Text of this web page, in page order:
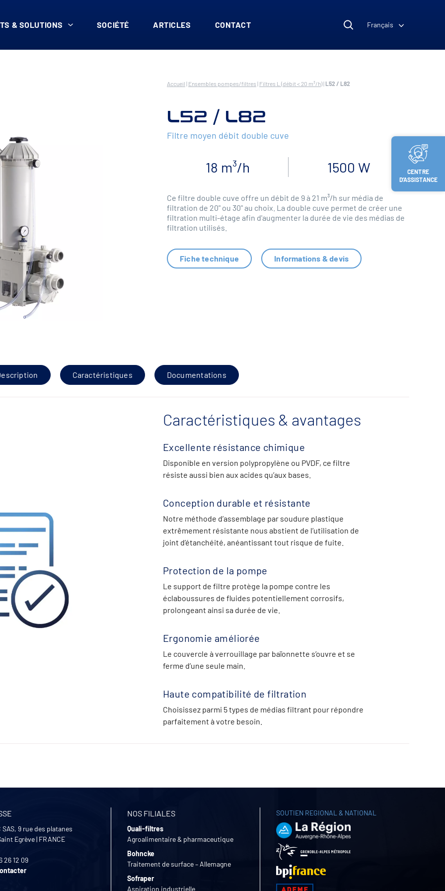
CENTRE
D’ASSISTANCE
& SOLUTIONS SOCIÉTÉ ARTICLES CONTACT Français
Accueil | Ensembles pompes/filtres | Filtres L (débit < 20 m³/h)|L52 / L82
L52 / L82
Filtre moyen débit double cuve
18 m³/h 1500 W
Ce filtre double cuve offre un débit de 9 à 21 m³/h sur média de
filtration de 20" ou 30" au choix. La double cuve permet de créer une
filtration multi-étage afin d'augmenter la durée de vie des médias de
filtration utilisés.
Fiche technique Informations & devis
Caractéristiques Documentations
Caractéristiques & avantages
Excellente résistance chimique
Disponible en version polypropylène ou PVDF, ce filtre
résiste aussi bien aux acides qu’aux bases.
Conception durable et résistante
Notre méthode d’assemblage par soudure plastique
extrêmement résistante nous abstient de l’utilisation de
joint d’étanchéité, anéantissant tout risque de fuite.
Protection de la pompe
Le support de filtre protège la pompe contre les
éclaboussures de fluides potentiellement corrosifs,
prolongeant ainsi sa durée de vie.
Ergonomie améliorée
Le couvercle à verrouillage par baïonnette s’ouvre et se
ferme d’une seule main.
Haute compatibilité de filtration
Choisissez parmi 5 types de médias filtrant pour répondre
parfaitement à votre besoin.
SAS, 9 rue des platanes
Egrève| FRANCE
26 12 09
NOS FILIALES
Quali-filtres
Agroalimentaire & pharmaceutique
Bohncke
Traitement de surface – Allemagne
Sofraper
Aspiration industrielle
SOUTIEN REGIONAL & NATIONAL